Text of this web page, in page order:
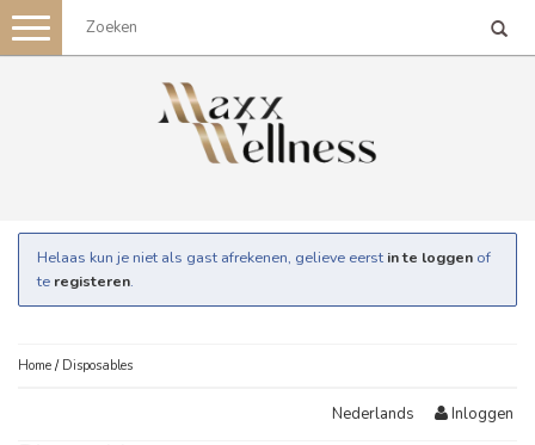
Toggle
navigation
Helaas kun je niet als gast afrekenen, gelieve eerst in te loggen of
te registeren.
Home / Disposables
Nederlands Inloggen